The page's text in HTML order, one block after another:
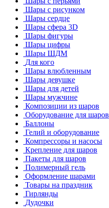
Шары с рисунком
Шары сердце
Шары сфера 3D
Шары фигуры
Шары цифры
Шары ШДМ
Для кого
Шары влюбленным
Шары девушке
Шары для детей
Шары мужчине
Композиции из шаров
Оборудование для шаров
Баллоны
Гелий и оборудование
Компрессоры и насосы
Крепление для шаров
Пакеты для шаров
Полимерный гель
Оформление шарами
Товары на праздник
Гирлянды
Дудочки